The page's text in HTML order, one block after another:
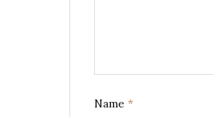
Name *